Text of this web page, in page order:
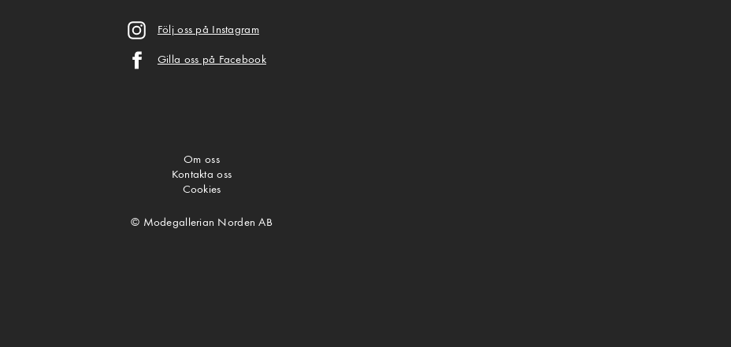
Följ oss på Instagram
Gilla oss på Facebook
Om oss
Kontakta oss
Cookies
© Modegallerian Norden AB